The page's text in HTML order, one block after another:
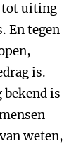
tot uiting
En tegen
is.
bekend is
weten,